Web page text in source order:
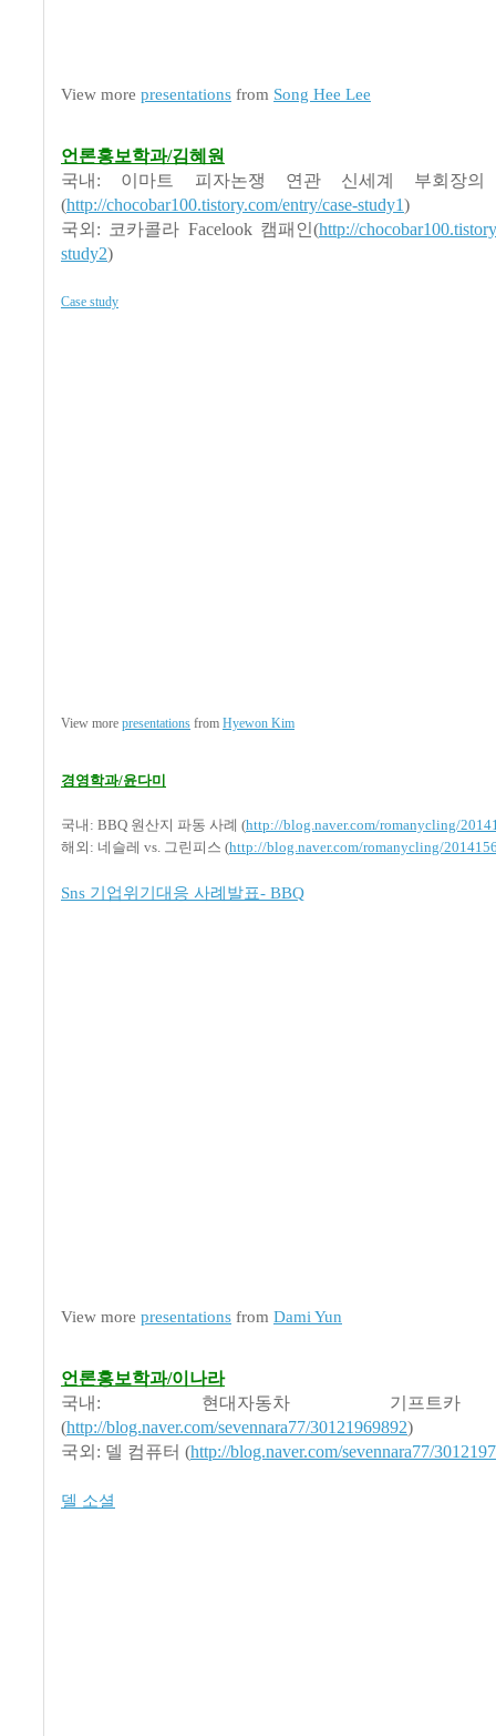
View more presentations from Song Hee Lee
언론홍보학과/김혜원
국내: 이마트 피자논쟁 연관 신세계 부회장
(http://chocobar100.tistory.com/entry/case-study1)
국외: 코카콜라 Facelook 캠패인(http://
study2)
Case study
View more presentations from Hyewon Kim
경영학과/윤다미
국내: BBQ 원산지 파동 사례 (http://blog.naver.com/romanycling/
해외: 네슬레 vs. 그린피스 (http://blog.naver.com/romanycling/
Sns 기업위기대응 사례발표- BBQ
View more presentations from Dami Yun
언론홍보학과/이나라
국내: 현대자동차 기프트
(http://blog.naver.com/sevennara77/30121969892)
국외: 델 컴퓨터 (http://blog.naver.com/sevennara77/
델 소셜